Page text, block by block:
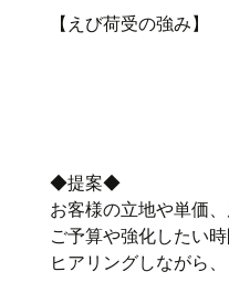
【えび荷受の強み】
◆提案◆
お客様の立地や単価
ご予算や強化したい
ヒアリングしながら、